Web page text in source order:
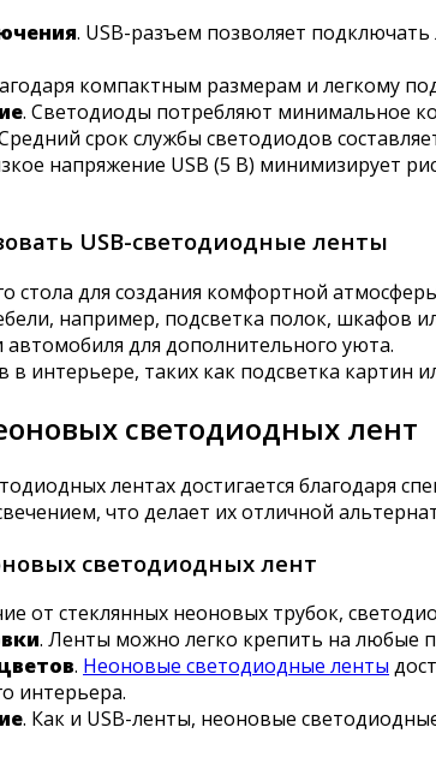
. USB-разъем позволяет
компактным размерам и легкому
. Светодиоды потребляют минимальное
срок службы светодиодов
напряжение USB (5 В) минимизирует
USB-светодиодные ленты
стола для создания комфортной
например, подсветка полок, шкафов
для дополнительного уюта.
в интерьере, таких как подсветка картин
светодиодных лент
лентах достигается благодаря
что делает их отличной
светодиодных лент
от стеклянных неоновых трубок,
. Ленты можно легко крепить на любые
. Неоновые светодиодные ленты
интерьера.
. Как и USB-ленты, неоновые